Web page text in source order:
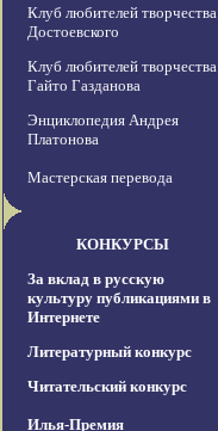
Клуб любителей творчества
Достоевского
Клуб любителей творчества
Гайто Газданова
Энциклопедия Андрея
Платонова
Мастерская перевода
КОНКУРСЫ
За вклад в русскую
культуру публикациями в
Интернете
Литературный конкурс
Читательский конкурс
Илья-Премия